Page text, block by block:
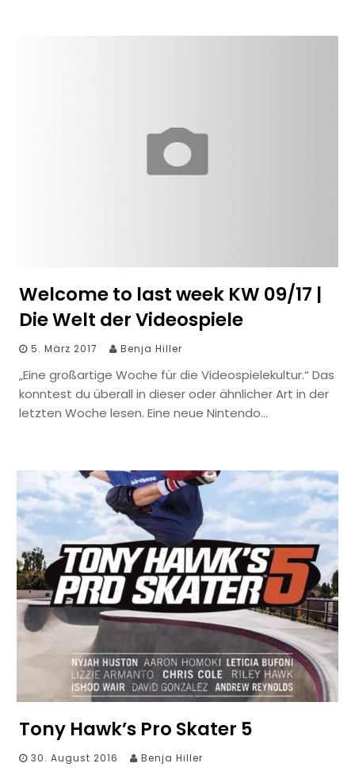
Welcome to last week KW 09/17 |
Die Welt der Videospiele
5. März 2017 Benja Hiller
„Eine großartige Woche für die Videospielekultur.“ Das
konntest du überall in dieser oder ähnlicher Art in der
letzten Woche lesen. Eine neue Nintendo…
Tony Hawk’s Pro Skater 5
30. August 2016 Benja Hiller